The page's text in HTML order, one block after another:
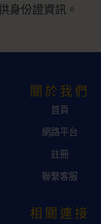
身份證資訊。
關於我們
首頁
網路平台
註冊
聯繫客服
相關連接